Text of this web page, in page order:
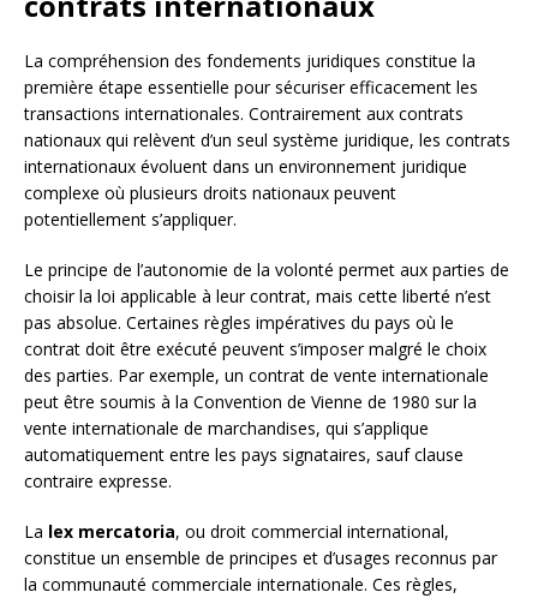
La compréhension des fondements juridiques constitue la
première étape essentielle pour sécuriser efficacement les
transactions internationales. Contrairement aux contrats
nationaux qui relèvent d’un seul système juridique, les contrats
internationaux évoluent dans un environnement juridique
complexe où plusieurs droits nationaux peuvent
potentiellement s’appliquer.
Le principe de l’autonomie de la volonté permet aux parties de
choisir la loi applicable à leur contrat, mais cette liberté n’est
pas absolue. Certaines règles impératives du pays où le
contrat doit être exécuté peuvent s’imposer malgré le choix
des parties. Par exemple, un contrat de vente internationale
peut être soumis à la Convention de Vienne de 1980 sur la
vente internationale de marchandises, qui s’applique
automatiquement entre les pays signataires, sauf clause
contraire expresse.
La lex mercatoria, ou droit commercial international,
constitue un ensemble de principes et d’usages reconnus par
la communauté commerciale internationale. Ces règles,